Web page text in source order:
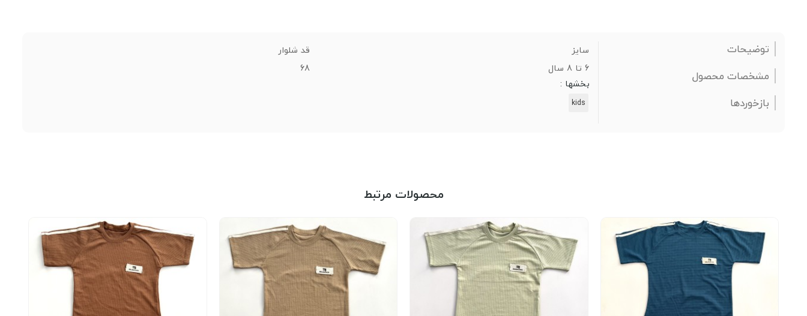
توضیحات
مشخصات محصول
بازخوردها
سایز
قد شلوار
6 تا 8 سال
68
بخشها :
kids
محصولات مرتبط